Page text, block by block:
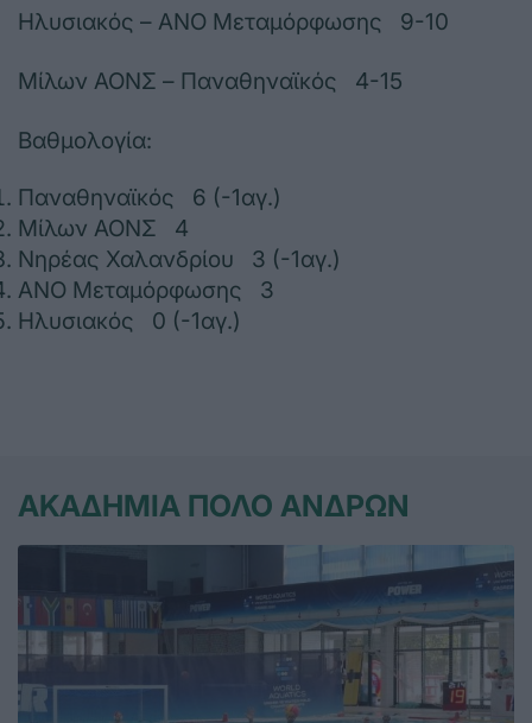
Ηλυσιακός – ΑΝΟ Μεταμόρφωσης 9-10
Μίλων ΑΟΝΣ – Παναθηναϊκός 4-15
Βαθμολογία:
Παναθηναϊκός 6 (-1αγ.)
Μίλων ΑΟΝΣ 4
Νηρέας Χαλανδρίου 3 (-1αγ.)
ΑΝΟ Μεταμόρφωσης 3
Ηλυσιακός 0 (-1αγ.)
ΑΚΑΔΗΜΙΑ ΠΟΛΟ ΑΝΔΡΩΝ